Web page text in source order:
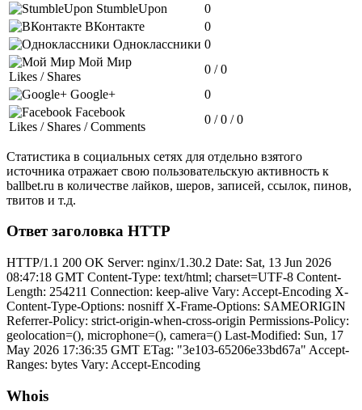
StumbleUpon
0
ВКонтакте
0
Одноклассники 0
Мой Мир
Likes / Shares
0 / 0
Google+
0
Facebook
Likes / Shares / Comments
0 / 0 / 0
Статистика в социальных сетях для отдельно взятого
источника отражает свою пользовательскую активность к
ballbet.ru в количестве лайков, шеров, записей, ссылок, пинов,
твитов и т.д.
Ответ заголовка HTTP
HTTP/1.1 200 OK Server: nginx/1.30.2 Date: Sat, 13 Jun 2026
08:47:18 GMT Content-Type: text/html; charset=UTF-8 Content-
Length: 254211 Connection: keep-alive Vary: Accept-Encoding X-
Content-Type-Options: nosniff X-Frame-Options: SAMEORIGIN
Referrer-Policy: strict-origin-when-cross-origin Permissions-Policy:
geolocation=(), microphone=(), camera=() Last-Modified: Sun, 17
May 2026 17:36:35 GMT ETag: "3e103-65206e33bd67a" Accept-
Ranges: bytes Vary: Accept-Encoding
Whois